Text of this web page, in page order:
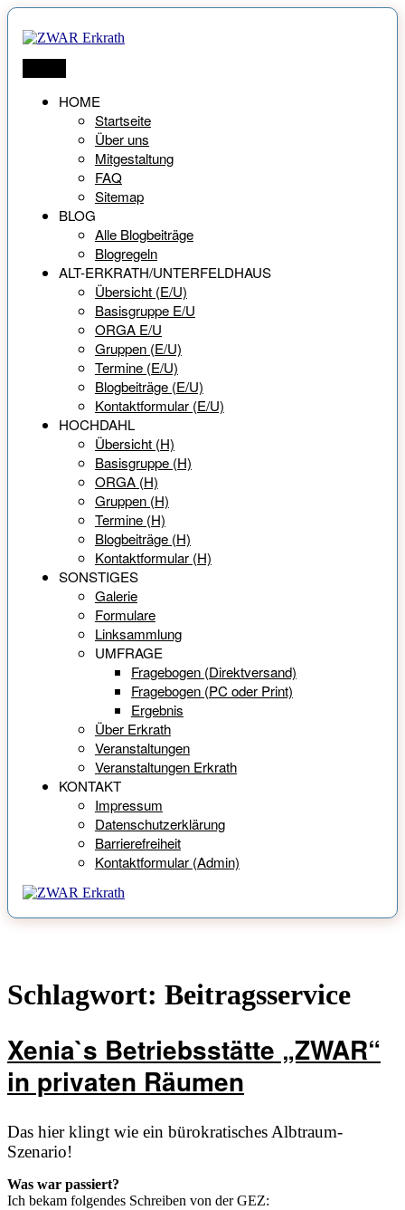
Zum
Inhalt
springen
HOME
Startseite
Über uns
Mitgestaltung
FAQ
Sitemap
BLOG
Alle Blogbeiträge
Blogregeln
ALT-ERKRATH/UNTERFELDHAUS
Übersicht (E/U)
Basisgruppe E/U
ORGA E/U
Gruppen (E/U)
Termine (E/U)
Blogbeiträge (E/U)
Kontaktformular (E/U)
HOCHDAHL
Übersicht (H)
Basisgruppe (H)
ORGA (H)
Gruppen (H)
Termine (H)
Blogbeiträge (H)
Kontaktformular (H)
SONSTIGES
Galerie
Formulare
Linksammlung
UMFRAGE
Fragebogen (Direktversand)
Fragebogen (PC oder Print)
Ergebnis
Über Erkrath
Veranstaltungen
Veranstaltungen Erkrath
KONTAKT
Impressum
Datenschutzerklärung
Barrierefreiheit
Kontaktformular (Admin)
Schlagwort: Beitragsservice
Xenia`s Betriebsstätte „ZWAR“
in privaten Räumen
Das hier klingt wie ein bürokratisches Albtraum-
Szenario!
Was war passiert?
Ich bekam folgendes Schreiben von der GEZ: